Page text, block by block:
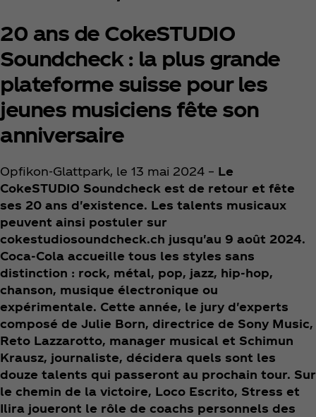
20 ans de CokeSTUDIO
Soundcheck : la plus grande
plateforme suisse pour les
jeunes musiciens fête son
anniversaire
Opfikon-Glattpark, le 13 mai 2024 – Le
CokeSTUDIO Soundcheck est de retour et fête
ses 20 ans d'existence. Les talents musicaux
peuvent ainsi postuler sur
cokestudiosoundcheck.ch jusqu'au 9 août 2024.
Coca‑Cola accueille tous les styles sans
distinction : rock, métal, pop, jazz, hip-hop,
chanson, musique électronique ou
expérimentale. Cette année, le jury d'experts
composé de Julie Born, directrice de Sony Music,
Reto Lazzarotto, manager musical et Schimun
Krausz, journaliste, décidera quels sont les
douze talents qui passeront au prochain tour. Sur
le chemin de la victoire, Loco Escrito, Stress et
Ilira joueront le rôle de coachs personnels des